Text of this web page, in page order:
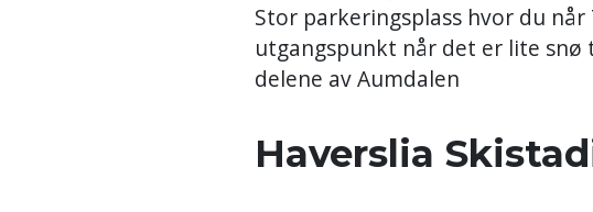
Stor parkeringsplass hvor du
utgangspunkt når det er lite snø
delene av Aumdalen
Haverslia